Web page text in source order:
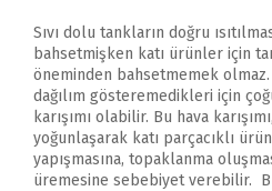
Sıvı dolu tankların doğru
bahsetmişken katı ürünler için
öneminden bahsetmemek
dağılım gösteremedikleri için
karışımı olabilir. Bu hava
yoğunlaşarak katı parçacıklı
yapışmasına, topaklanma
üremesine sebebiyet verebilir.